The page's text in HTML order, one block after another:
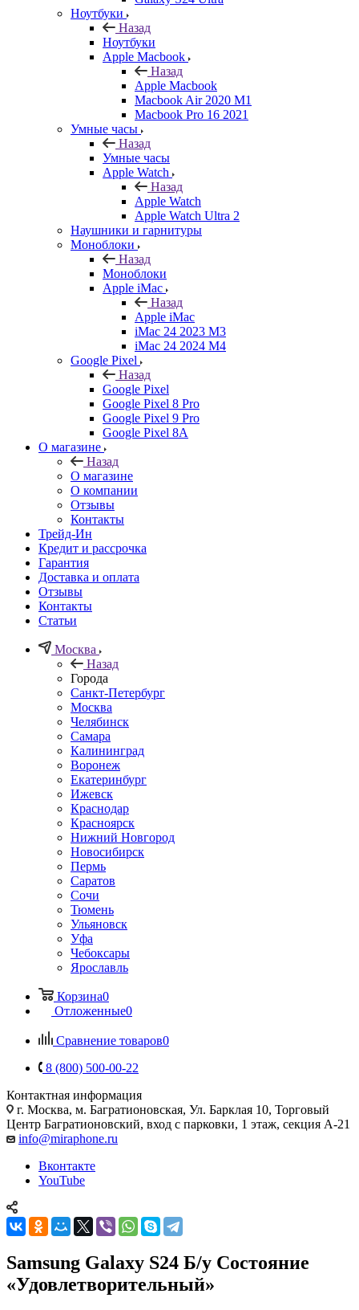
Ноутбуки
Назад
Ноутбуки
Apple Macbook
Назад
Apple Macbook
Macbook Air 2020 M1
Macbook Pro 16 2021
Умные часы
Назад
Умные часы
Apple Watch
Назад
Apple Watch
Apple Watch Ultra 2
Наушники и гарнитуры
Моноблоки
Назад
Моноблоки
Apple iMac
Назад
Apple iMac
iMac 24 2023 M3
iMac 24 2024 M4
Google Pixel
Назад
Google Pixel
Google Pixel 8 Pro
Google Pixel 9 Pro
Google Pixel 8A
О магазине
Назад
О магазине
О компании
Отзывы
Контакты
Трейд-Ин
Кредит и рассрочка
Гарантия
Доставка и оплата
Отзывы
Контакты
Статьи
Москва
Назад
Города
Санкт-Петербург
Москва
Челябинск
Самара
Калининград
Воронеж
Екатеринбург
Ижевск
Краснодар
Красноярск
Нижний Новгород
Новосибирск
Пермь
Саратов
Сочи
Тюмень
Ульяновск
Уфа
Чебоксары
Ярославль
Корзина0
Отложенные0
Сравнение товаров0
8 (800) 500-00-22
Контактная информация
г. Москва, м. Багратионовская, Ул. Барклая 10, Торговый
Центр Багратионовский, вход с парковки, 1 этаж, секция А-21
info@miraphone.ru
Вконтакте
YouTube
Samsung Galaxy S24 Б/у Состояние
«Удовлетворительный»